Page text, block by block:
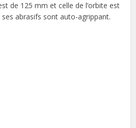
de 125 mm et celle de l’orbite est
abrasifs sont auto-agrippant.